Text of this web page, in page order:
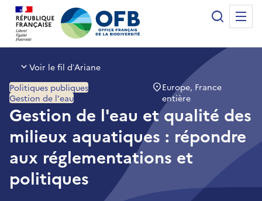
Office français de la biodiversité
Recherche
Voir le fil d’Ariane
Gestion de l'eau et qualité des
milieux aquatiques : répondre
aux réglementations et
politiques
Politiques publiques
Gestion de l'eau
Europe, France
entière
Panneau de gestion des cookies